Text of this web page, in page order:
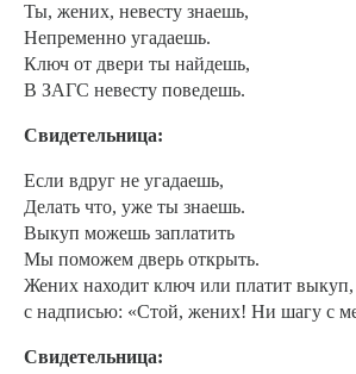
Ты, жених, невесту знаешь,
Непременно угадаешь.
Ключ от двери ты найдешь,
В ЗАГС невесту поведешь.
Свидетельница:
Если вдруг не угадаешь,
Делать что, уже ты знаешь.
Выкуп можешь заплатить
Мы поможем дверь открыть.
Жених находит ключ или платит выкуп,
с надписью: «Стой, жених! Ни шагу с
Свидетельница: